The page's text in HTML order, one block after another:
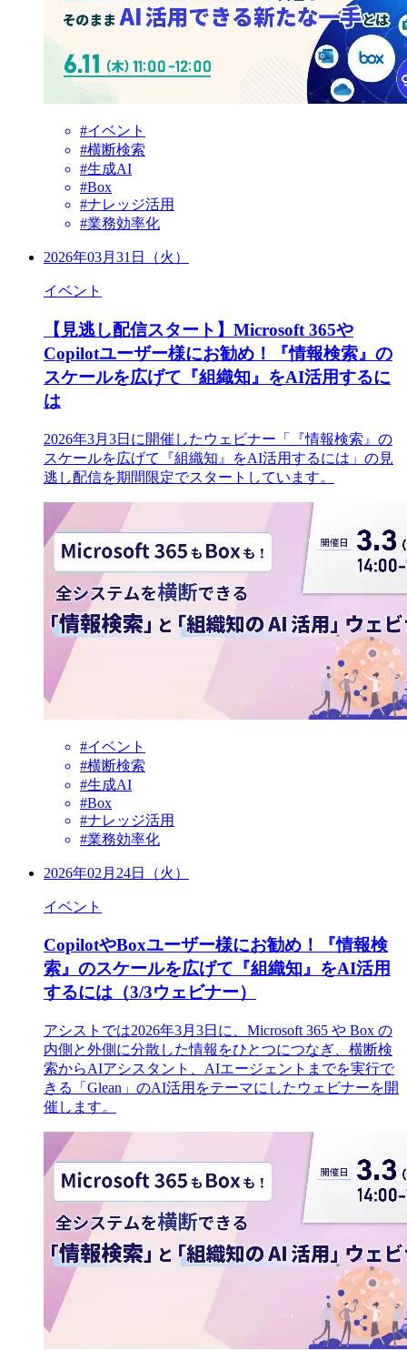
#イベント
#横断検索
#生成AI
#Box
#ナレッジ活用
#業務効率化
2026年03月31日（火）
イベント
【見逃し配信スタート】Microsoft 365や
Copilotユーザー様にお勧め！『情報検索』の
スケールを広げて『組織知』をAI活用するに
は
2026年3月3日に開催したウェビナー「『情報検索』の
スケールを広げて『組織知』をAI活用するには」の見
逃し配信を期間限定でスタートしています。
#イベント
#横断検索
#生成AI
#Box
#ナレッジ活用
#業務効率化
2026年02月24日（火）
イベント
CopilotやBoxユーザー様にお勧め！『情報検
索』のスケールを広げて『組織知』をAI活用
するには（3/3ウェビナー）
アシストでは2026年3月3日に、Microsoft 365 や Box の
内側と外側に分散した情報をひとつにつなぎ、横断検
索からAIアシスタント、AIエージェントまでを実行で
きる「Glean」のAI活用をテーマにしたウェビナーを開
催します。